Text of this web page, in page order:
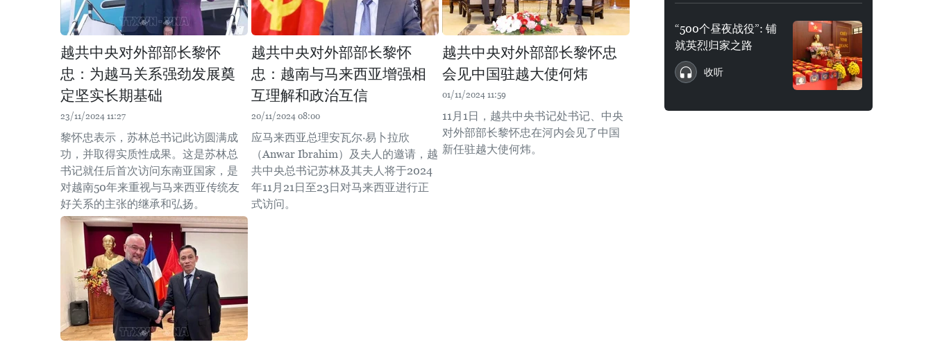
越共中央对外部部长黎怀
忠：为越马关系强劲发展奠
定坚实长期基础
23/11/2024 11:27
黎怀忠表示，苏林总书记此访圆满成
功，并取得实质性成果。这是苏林总
书记就任后首次访问东南亚国家，是
对越南50年来重视与马来西亚传统友
好关系的主张的继承和弘扬。
越共中央对外部部长黎怀
忠：越南与马来西亚增强相
互理解和政治互信
20/11/2024 08:00
应马来西亚总理安瓦尔·易卜拉欣
（Anwar Ibrahim）及夫人的邀请，越
共中央总书记苏林及其夫人将于2024
年11月21日至23日对马来西亚进行正
式访问。
越共中央对外部部长黎怀忠
会见中国驻越大使何炜
01/11/2024 11:59
11月1日，越共中央书记处书记、中央
对外部部长黎怀忠在河内会见了中国
新任驻越大使何炜。
“500个昼夜战役”: 铺
就英烈归家之路
收听